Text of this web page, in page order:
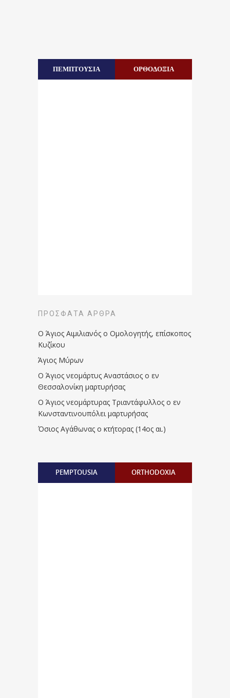
ΠΕΜΠΤΟΥΣΙΑ ΟΡΘΟΔΟΞΙΑ
ΠΡΌΣΦΑΤΑ ΆΡΘΡΑ
Ο Άγιος Αιμιλιανός ο Ομολογητής, επίσκοπος
Κυζίκου
Άγιος Μύρων
Ο Άγιος νεομάρτυς Αναστάσιος ο εν
Θεσσαλονίκη μαρτυρήσας
Ο Άγιος νεομάρτυρας Τριαντάφυλλος ο εν
Κωνσταντινουπόλει μαρτυρήσας
Όσιος Αγάθωνας ο κτήτορας (14ος αι.)
PEMPTOUSIA ORTHODOXIA